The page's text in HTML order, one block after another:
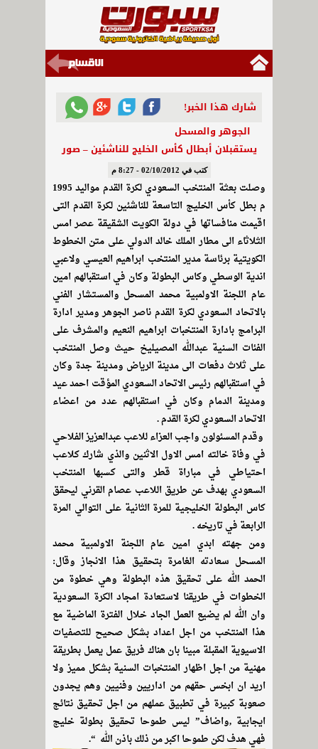
شارك هذا الخبر!
الجوهر والمسحل
يستقبلان أبطال كأس الخليج للناشئين – صور
كتب في 02/10/2012 - 8:27 م
وصلت بعثة المنتخب السعودي لكرة القدم مواليد 1995
م بطل كأس الخليج التاسعة للناشئين لكرة القدم التى
اقيمت منافساتها في دولة الكويت الشقيقة عصر امس
الثلاثاء الى مطار الملك خالد الدولي على متن الخطوط
الكويتية برئاسة مدير المنتخب ابراهيم العيسي ولاعبي
اندية الوسطي وكاس البطولة وكان في استقبالهم امين
عام اللجنة الاولمبية محمد المسحل والمستشار الفني
بالاتحاد السعودي لكرة القدم ناصر الجوهر ومدير ادارة
البرامج بادارة المنتخبات ابراهيم النعيم والمشرف على
الفئات السنية عبدالله المصيليخ حيث وصل المنتخب
على ثلاث دفعات الى مدينة الرياض ومدينة جدة وكان
في استقبالهم رئيس الاتحاد السعودي المؤقت احمد عيد
ومدينة الدمام وكان في استقبالهم عدد من اعضاء
الاتحاد السعودي لكرة القدم .
وقدم المسئولون واجب العزاء للاعب عبدالعزيز الفلاحي
في وفاة خالته امس الاول الاثنين والذي شارك كلاعب
احتياطي في مباراة قطر والتى كسبها المنتخب
السعودي بهدف عن طريق اللاعب عصام القرني ليحقق
كاس البطولة الخليجية للمرة الثانية على التوالي المرة
الرابعة في تاريخه .
ومن جهته ابدي امين عام اللجنة الاولمبية محمد
المسحل سعادته الغامرة بتحقيق هذا الانجاز وقال:
الحمد الله على تحقيق هذه البطولة وهي خطوة من
الخطوات في طريقنا لاستعادة امجاد الكرة السعودية
وان الله لم يضيع العمل الجاد خلال الفترة الماضية مع
هذا المنتخب من اجل اعداد بشكل صحيح للتصفيات
الاسيوية المقبلة مبينا بان هناك فريق عمل يعمل بطريقة
مهنية من اجل اظهار المنتخبات السنية بشكل مميز ولا
اريد ان ابخس حقهم من اداريين وفنيين وهم يجدون
صعوبة كبيرة في تطبيق عملهم من اجل تحقيق نتائج
ايجابية ,واضاف” ليس طموحا تحقيق بطولة خليج
فهي هدف لكن طموحا اكبر من ذلك باذن الله “.